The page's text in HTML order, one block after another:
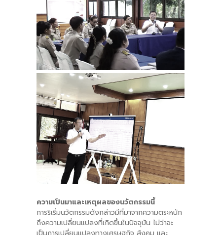
ความเป็นมาและเหตุผลของนวัตกรรมนี้
การริเริ่มนวัตกรรมดังกล่าวมีที่มาจากความตระหนัก
ถึงความเปลี่ยนแปลงที่เกิดขึ้นในปัจจุบัน ไม่ว่าจะ